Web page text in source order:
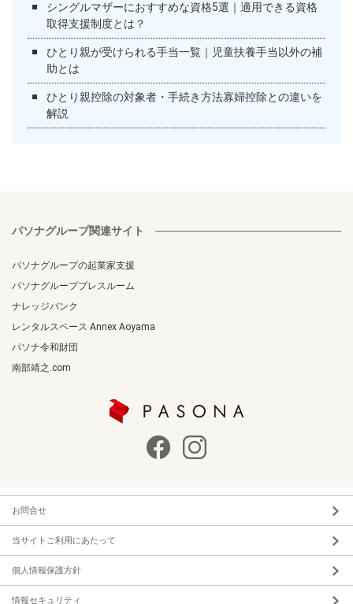
シングルマザーにおすすめな資格5選｜適用できる資格
取得支援制度とは？
ひとり親が受けられる手当一覧｜児童扶養手当以外の補
助とは
ひとり親控除の対象者・手続き方法寡婦控除との違いを
解説
パソナグループ関連サイト
パソナグループの起業家支援
パソナグループプレスルーム
ナレッジバンク
レンタルスペース Annex Aoyama
パソナ令和財団
南部靖之.com
お問合せ
当サイトご利用にあたって
個人情報保護方針
情報セキュリティ